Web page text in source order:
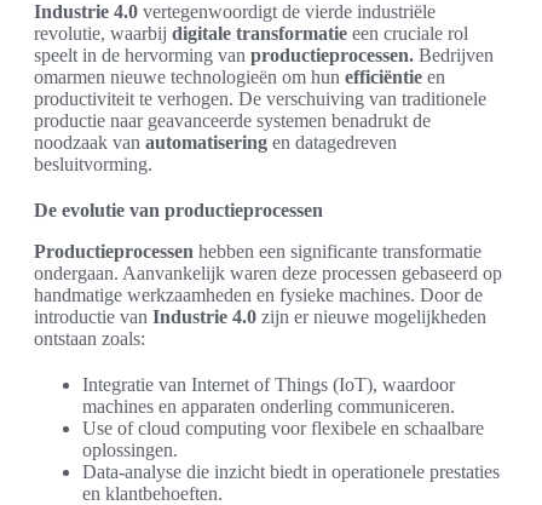
Industrie 4.0 vertegenwoordigt de vierde industriële
revolutie, waarbij digitale transformatie een cruciale rol
speelt in de hervorming van productieprocessen. Bedrijven
omarmen nieuwe technologieën om hun efficiëntie en
productiviteit te verhogen. De verschuiving van traditionele
productie naar geavanceerde systemen benadrukt de
noodzaak van automatisering en datagedreven
besluitvorming.
De evolutie van productieprocessen
Productieprocessen hebben een significante transformatie
ondergaan. Aanvankelijk waren deze processen gebaseerd op
handmatige werkzaamheden en fysieke machines. Door de
introductie van Industrie 4.0 zijn er nieuwe mogelijkheden
ontstaan zoals:
Integratie van Internet of Things (IoT), waardoor
machines en apparaten onderling communiceren.
Use of cloud computing voor flexibele en schaalbare
oplossingen.
Data-analyse die inzicht biedt in operationele prestaties
en klantbehoeften.